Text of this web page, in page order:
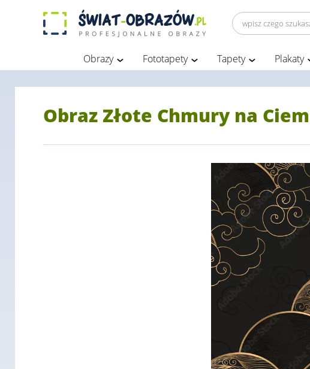
Obrazy Fototapety Tapety Plakaty
Obraz Złote Chmury na